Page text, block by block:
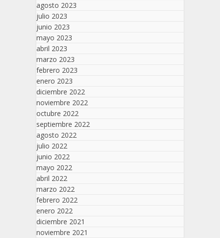
agosto 2023
julio 2023
junio 2023
mayo 2023
abril 2023
marzo 2023
febrero 2023
enero 2023
diciembre 2022
noviembre 2022
octubre 2022
septiembre 2022
agosto 2022
julio 2022
junio 2022
mayo 2022
abril 2022
marzo 2022
febrero 2022
enero 2022
diciembre 2021
noviembre 2021